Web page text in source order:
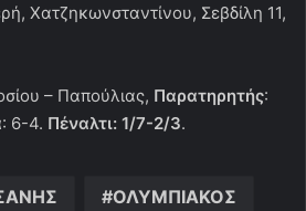
Χατζηκωνσταντίνου, Σεβδίλη 11,
– Παπούλιας, Παρατηρητής:
: 6-4. Πέναλτι: 1/7-2/3.
ΟΛΥΜΠΙΑΚΟΣ